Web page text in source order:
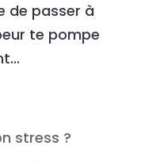
de passer à
te pompe
stress ?